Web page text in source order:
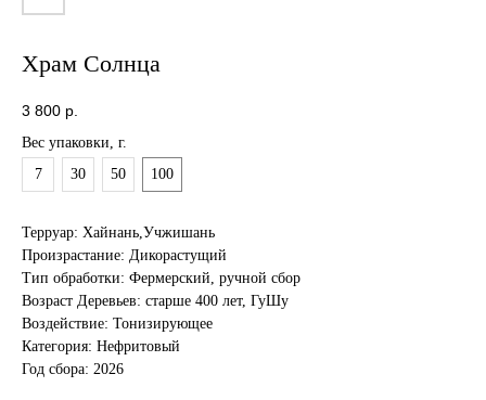
Храм Солнца
3 800 р.
Вес упаковки, г.
7
30 50 100
Терруар: Хайнань,Учжишань
Произрастание: Дикорастущий
Тип обработки: Фермерский, ручной сбор
Возраст Деревьев: старше 400 лет, ГуШу
Воздействие: Тонизирующее
Категория: Нефритовый
Год сбора: 2026